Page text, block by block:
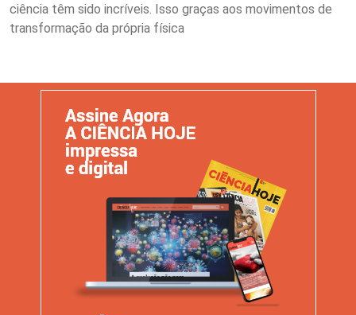
ciência têm sido incríveis. Isso graças aos movimentos de
transformação da própria física